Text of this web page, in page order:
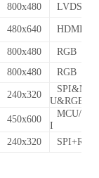
800x480
LVDS
480x640
HDMI
800x480
RGB
800x480
RGB
240x320
SPI&MC
U&RGB
450x600
MCU/MIP
I
240x320 SPI+RGB